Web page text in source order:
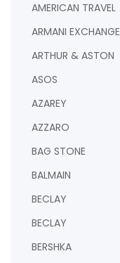
AMERICAN TRAVEL
ARMANI EXCHANGE
ARTHUR & ASTON
ASOS
AZAREY
AZZARO
BAG STONE
BALMAIN
BECLAY
BECLAY
BERSHKA